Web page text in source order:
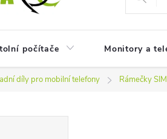
počítače Monitory a
díly pro mobilní telefony Rámečky SIM